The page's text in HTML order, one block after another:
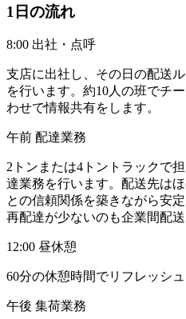
1日の流れ
8:00 出社・点呼
支店に出社し、その日の配送
を行います。約10人の班でチ
わせで情報共有をします。
午前 配達業務
2トンまたは4トントラックで
達業務を行います。配送先は
との信頼関係を築きながら安
再配達が少ないのも企業間配
12:00 昼休憩
60分の休憩時間でリフレッシュ
午後 集荷業務